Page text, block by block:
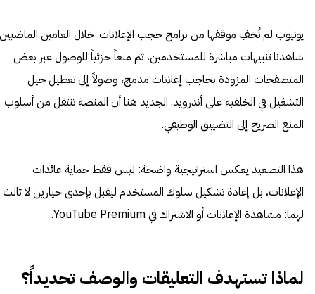
يوتيوب لم تُخفِ موقفها من برامج حجب الإعلانات. خلال العامين الماضيين
شاهدنا تنبيهات مباشرة للمستخدمين، ثم منعاً جزئياً للوصول عبر بعض
المتصفحات المزودة بحاجب إعلانات مدمج، وصولاً إلى تعطيل حيل
التشغيل في الخلفية على أندرويد. الجديد هنا أن المنصة تنتقل من أسلوب
المنع الصريح إلى التضييق الوظيفي.
هذا التصعيد يعكس استراتيجية واضحة: ليس فقط حماية عائدات
الإعلانات، بل إعادة تشكيل سلوك المستخدم ليقبل بإحدى خيارين لا ثالث
لهما: مشاهدة الإعلانات أو الاشتراك في YouTube Premium.
لماذا تستهدف التعليقات والوصف تحديداً؟